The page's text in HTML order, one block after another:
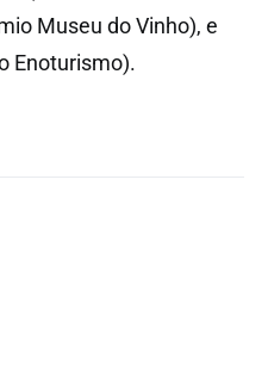
Museu do Vinho), e
Enoturismo).